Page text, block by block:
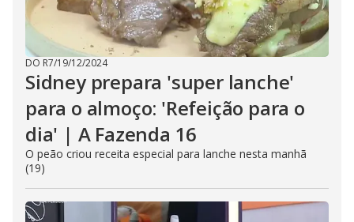
DO R7/19/12/2024
Sidney prepara 'super lanche'
para o almoço: 'Refeição para o
dia' | A Fazenda 16
O peão criou receita especial para lanche nesta manhã
(19)